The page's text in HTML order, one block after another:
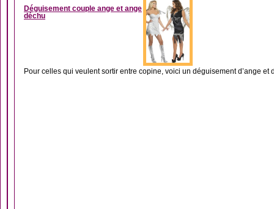
Déguisement couple ange et ange
déchu
Pour celles qui veulent sortir entre copine, voici un déguisement d’ange et